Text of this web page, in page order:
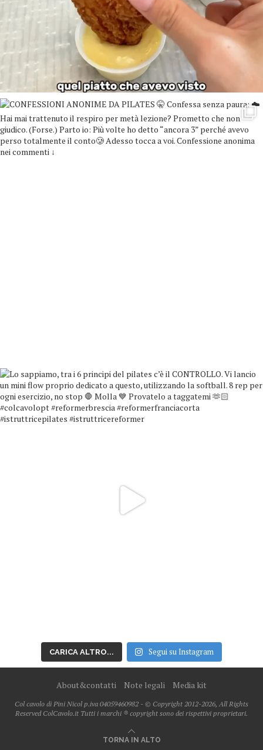
CARICA ALTRO... Segui su Instagram
About&contatti Note legali Media kit
Col cavolo di Pini Nicol p.iva 04059460982 - © Copyright 2012-2026, All Rights
Reserved ColCavolo.it Tutti i marchi ® copyright sono dei rispettivi proprietari.
TORNA IN ALTO